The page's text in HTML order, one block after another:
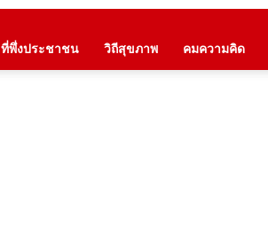
ที่พึ่งประชาชน วิถีสุขภาพ คมความคิด